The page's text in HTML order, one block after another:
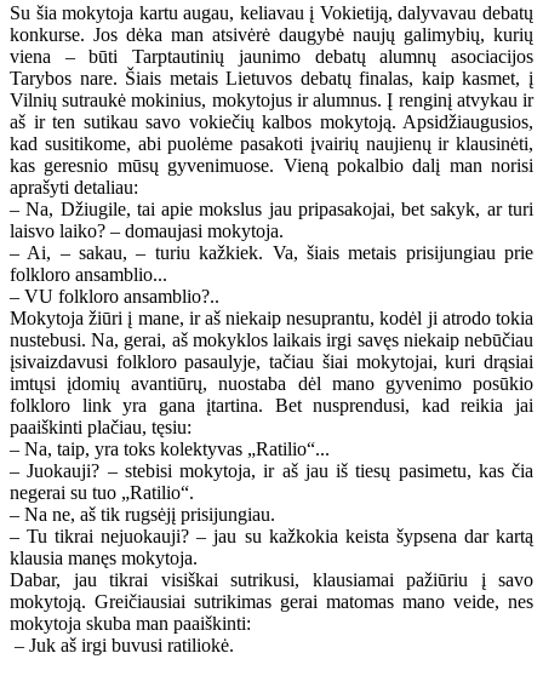
Su šia mokytoja kartu augau, keliavau į Vokietiją, dalyvavau debatų
konkurse. Jos dėka man atsivėrė daugybė naujų galimybių, kurių
viena – būti Tarptautinių jaunimo debatų alumnų asociacijos
Tarybos nare. Šiais metais Lietuvos debatų finalas, kaip kasmet, į
Vilnių sutraukė mokinius, mokytojus ir alumnus. Į renginį atvykau ir
aš ir ten sutikau savo vokiečių kalbos mokytoją. Apsidžiaugusios,
kad susitikome, abi puolėme pasakoti įvairių naujienų ir klausinėti,
kas geresnio mūsų gyvenimuose. Vieną pokalbio dalį man norisi
aprašyti detaliau:
– Na, Džiugile, tai apie mokslus jau pripasakojai, bet sakyk, ar turi
laisvo laiko? – domaujasi mokytoja.
– Ai, – sakau, – turiu kažkiek. Va, šiais metais prisijungiau prie
folkloro ansamblio...
– VU folkloro ansamblio?..
Mokytoja žiūri į mane, ir aš niekaip nesuprantu, kodėl ji atrodo tokia
nustebusi. Na, gerai, aš mokyklos laikais irgi savęs niekaip nebūčiau
įsivaizdavusi folkloro pasaulyje, tačiau šiai mokytojai, kuri drąsiai
imtųsi įdomių avantiūrų, nuostaba dėl mano gyvenimo posūkio
folkloro link yra gana įtartina. Bet nusprendusi, kad reikia jai
paaiškinti plačiau, tęsiu:
– Na, taip, yra toks kolektyvas „Ratilio“...
– Juokauji? – stebisi mokytoja, ir aš jau iš tiesų pasimetu, kas čia
negerai su tuo „Ratilio“.
– Na ne, aš tik rugsėjį prisijungiau.
– Tu tikrai nejuokauji? – jau su kažkokia keista šypsena dar kartą
klausia manęs mokytoja.
Dabar, jau tikrai visiškai sutrikusi, klausiamai pažiūriu į savo
mokytoją. Greičiausiai sutrikimas gerai matomas mano veide, nes
mokytoja skuba man paaiškinti:
– Juk aš irgi buvusi ratiliokė.